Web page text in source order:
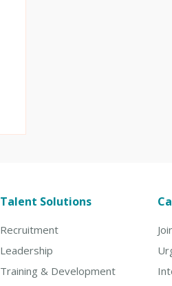
Talent Solutions
Recruitment
Leadership
Training & Development